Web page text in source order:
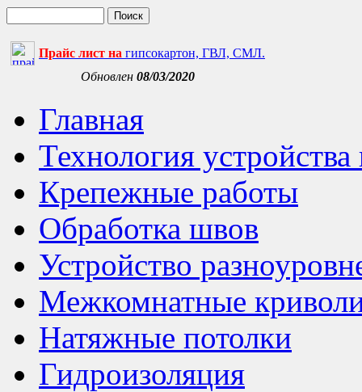
Прайс лист на гипсокартон, ГВЛ, СМЛ.
Обновлен 08/03/2020
Главная
Технология
Крепежные работы
Обработка швов
Устройство
Межкомнатные
Натяжные потолки
Гидроизоляция